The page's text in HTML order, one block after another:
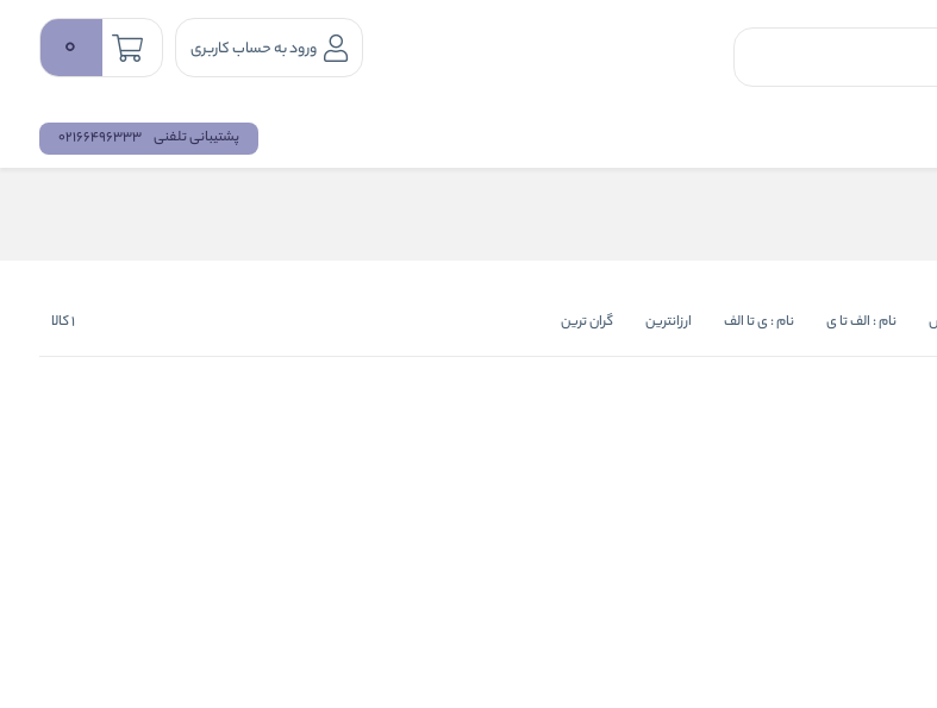
ورود به حساب کاربری 0
پشتیبانی تلفنی 02166496333
نام : الف تا ی نام : ی تا الف ارزانترین گران ترین 1کالا